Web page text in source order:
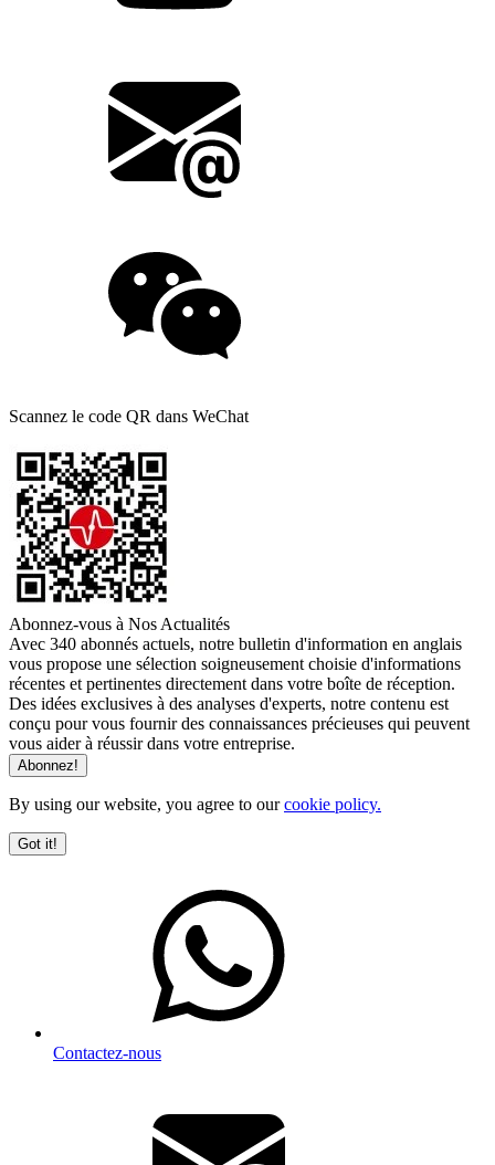
Scannez le code QR dans WeChat
Abonnez-vous à Nos Actualités
Avec 340 abonnés actuels, notre bulletin d'information en anglais
vous propose une sélection soigneusement choisie d'informations
récentes et pertinentes directement dans votre boîte de réception.
Des idées exclusives à des analyses d'experts, notre contenu est
conçu pour vous fournir des connaissances précieuses qui peuvent
vous aider à réussir dans votre entreprise.
By using our website, you agree to ourcookie policy.
Got it!
Contactez-nous